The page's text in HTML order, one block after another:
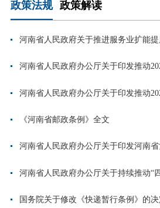
政策法规 政策解读
《河南省邮政条例》全文